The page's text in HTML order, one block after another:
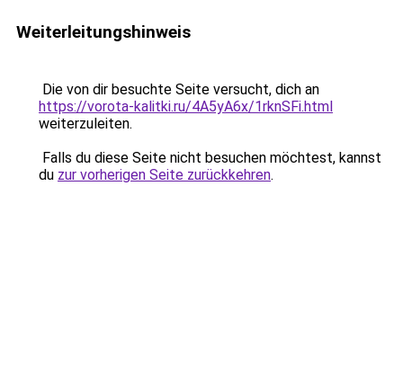
Weiterleitungshinweis
Die von dir besuchte Seite versucht, dich an
https://vorota-kalitki.ru/4A5yA6x/1rknSFi.html
weiterzuleiten.
Falls du diese Seite nicht besuchen möchtest, kannst
du zur vorherigen Seite zurückkehren.